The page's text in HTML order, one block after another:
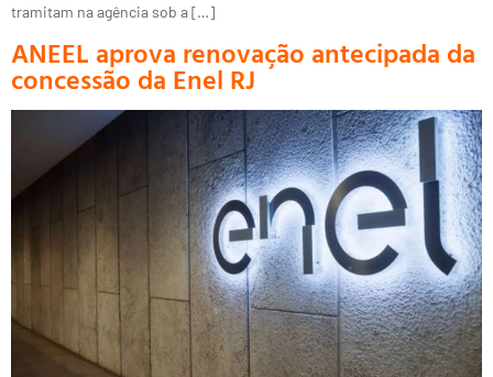
tramitam na agência sob a […]
ANEEL aprova renovação antecipada da
concessão da Enel RJ